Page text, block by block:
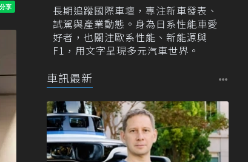
長期追蹤國際車壇，專注新車發表、
試駕與產業動態。身為日系性能車愛
好者，也關注歐系性能、新能源與
F1，用文字呈現多元汽車世界。
車訊最新